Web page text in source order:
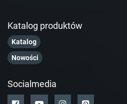
Katalog produktów
Katalog
Nowości
Socialmedia